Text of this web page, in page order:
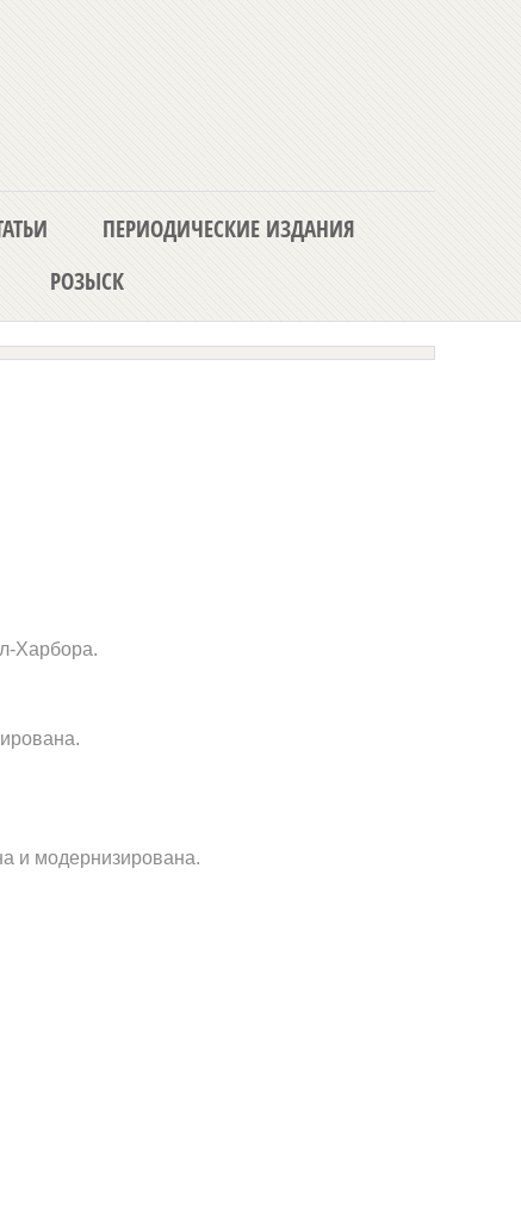
ПЕРИОДИЧЕСКИЕ ИЗДАНИЯ
РОЗЫСК
Харбора.
и модернизирована.